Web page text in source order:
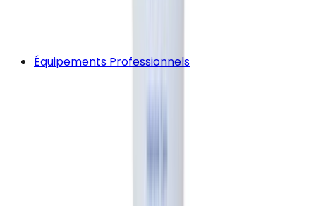
Équipements Professionnels